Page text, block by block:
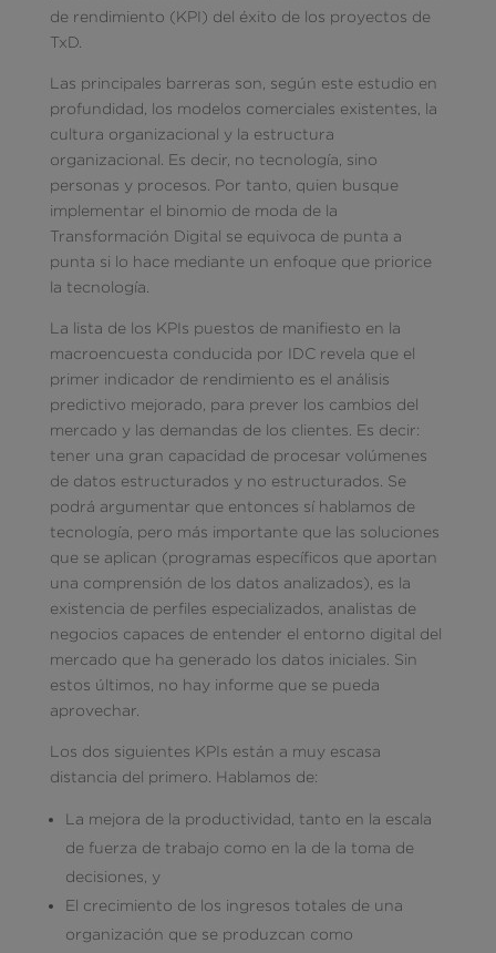
de rendimiento (KPI) del éxito de los proyectos de
TxD.
Las principales barreras son, según este estudio en
profundidad, los modelos comerciales existentes, la
cultura organizacional y la estructura
organizacional. Es decir, no tecnología, sino
personas y procesos. Por tanto, quien busque
implementar el binomio de moda de la
Transformación Digital se equivoca de punta a
punta si lo hace mediante un enfoque que priorice
la tecnología.
La lista de los KPIs puestos de manifiesto en la
macroencuesta conducida por IDC revela que el
primer indicador de rendimiento es el análisis
predictivo mejorado, para prever los cambios del
mercado y las demandas de los clientes. Es decir:
tener una gran capacidad de procesar volúmenes
de datos estructurados y no estructurados. Se
podrá argumentar que entonces sí hablamos de
tecnología, pero más importante que las soluciones
que se aplican (programas específicos que aportan
una comprensión de los datos analizados), es la
existencia de perfiles especializados, analistas de
negocios capaces de entender el entorno digital del
mercado que ha generado los datos iniciales. Sin
estos últimos, no hay informe que se pueda
aprovechar.
Los dos siguientes KPIs están a muy escasa
distancia del primero. Hablamos de:
La mejora de la productividad, tanto en la escala
de fuerza de trabajo como en la de la toma de
decisiones, y
El crecimiento de los ingresos totales de una
organización que se produzcan como